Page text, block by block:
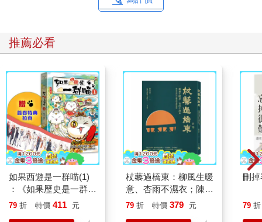
推薦必看
如果西遊是一群喵(1)
：《如果歷史是一群
喵》作者最新力作，附
79 折 特價 411 元
杖藜過橋東：柳風生暖
意、杏雨不濕衣；陳亮
恭談以心轉境的適齡漫
79 折 特價 379 元
刪
79 折